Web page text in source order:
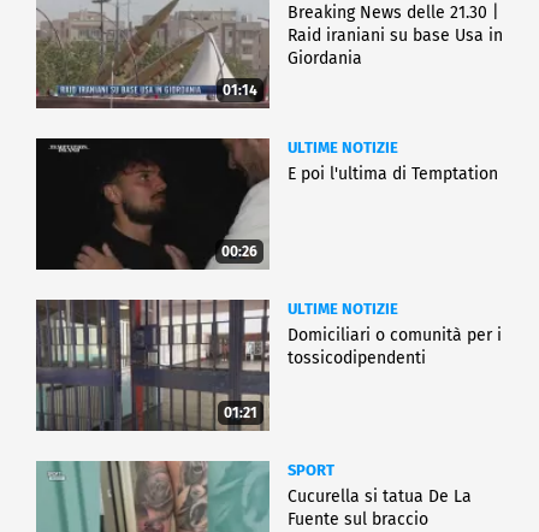
01:14
Breaking News delle 21.30 |
Raid iraniani su base Usa in
Giordania
00:26
ULTIME NOTIZIE
E poi l'ultima di Temptation
01:21
ULTIME NOTIZIE
Domiciliari o comunità per i
tossicodipendenti
SPORT
Cucurella si tatua De La
Fuente sul braccio